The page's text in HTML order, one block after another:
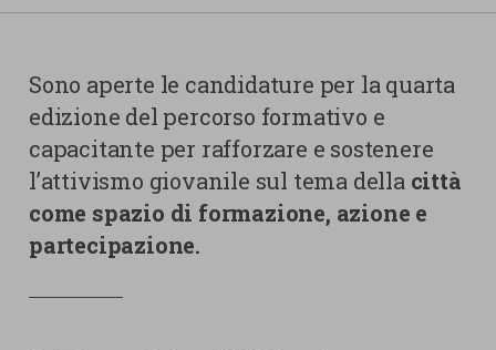
CERCA CARRELLO
Sono aperte le candidature per la quarta
edizione del percorso formativo e
capacitante per rafforzare e sostenere
l’attivismo giovanile sul tema della città
come spazio di formazione, azione e
partecipazione.